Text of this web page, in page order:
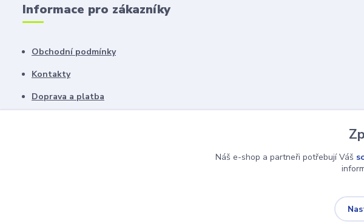
Informace pro zákazníky
Obchodní podmínky
Kontakty
Doprava a platba
Náš e-shop a partneři potřebují Váš